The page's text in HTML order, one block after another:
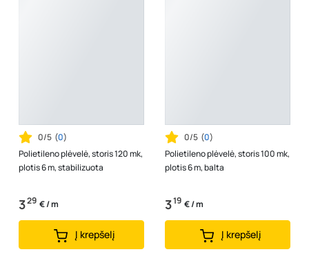
0/5 (0)
Polietileno plėvelė, storis 120 mk,
plotis 6 m, stabilizuota
329 € / m
Į krepšelį
0/5 (0)
Polietileno plėvelė, storis 100 mk,
plotis 6 m, balta
319 € / m
Į krepšelį